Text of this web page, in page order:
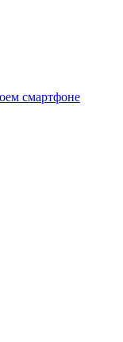
смартфоне